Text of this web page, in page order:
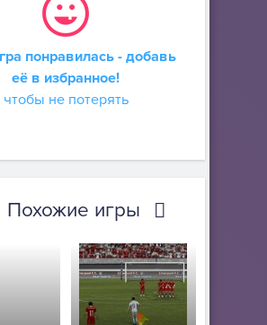
понравилась - добавь
её в избранное!
чтобы не потерять
Похожие игры